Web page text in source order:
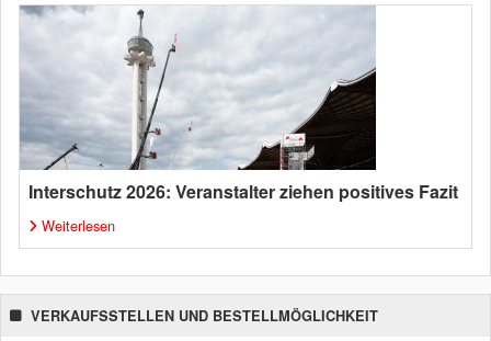
Interschutz 2026: Veranstalter ziehen positives Fazit
Weiterlesen
VERKAUFSSTELLEN UND BESTELLMÖGLICHKEIT